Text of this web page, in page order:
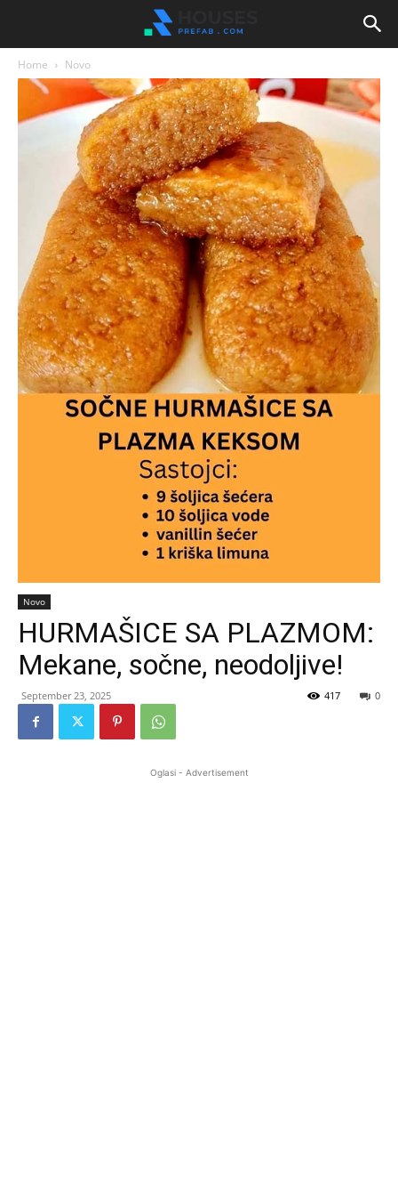
Home Novo
Novo
HURMAŠICE SA PLAZMOM:
Mekane, sočne, neodoljive!
September 23, 2025 0
417
Oglasi - Advertisement